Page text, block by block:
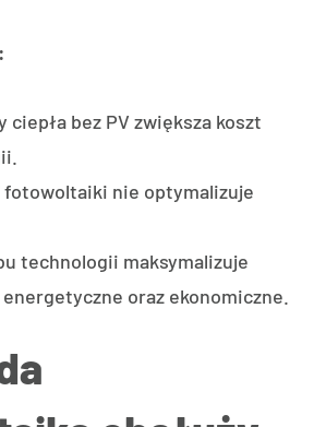
ciepła bez PV zwiększa koszt
fotowoltaiki nie optymalizuje
technologii maksymalizuje
oraz ekonomiczne.